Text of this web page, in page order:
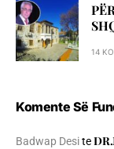
14
Komente Së
Badwap Desite